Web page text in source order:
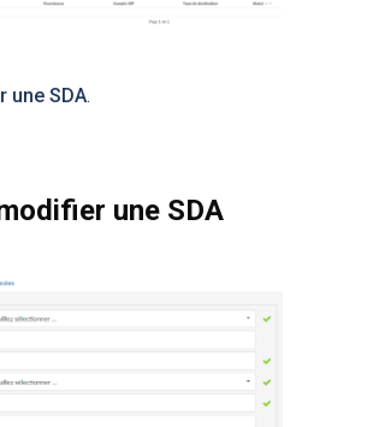
une SDA.
une SDA